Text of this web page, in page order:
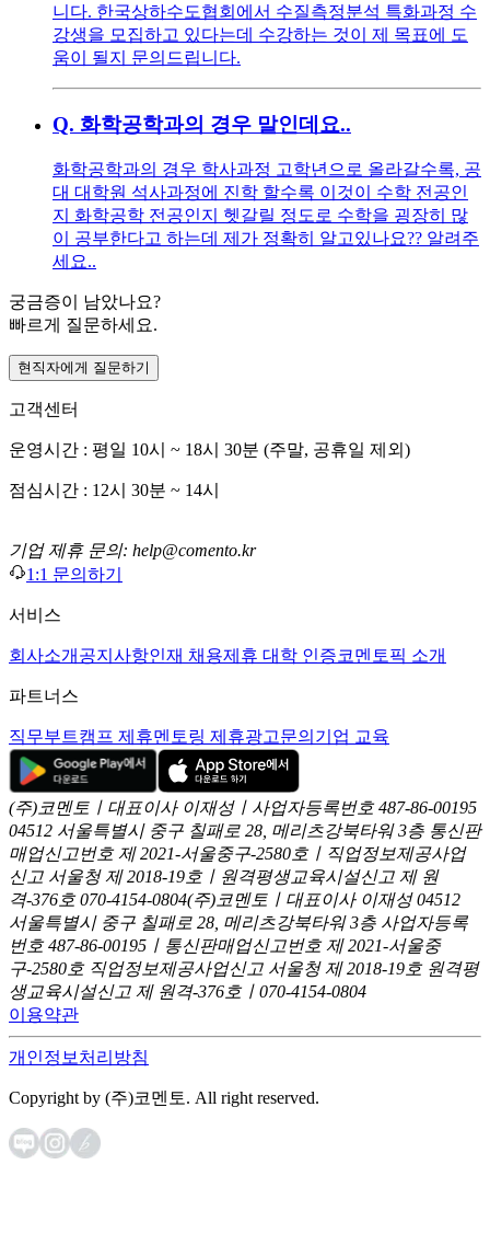
니다. 한국상하수도협회에서 수질측정분석 특화과정 수
강생을 모집하고 있다는데 수강하는 것이 제 목표에 도
움이 될지 문의드립니다.
Q. 화학공학과의 경우 말인데요..
화학공학과의 경우 학사과정 고학년으로 올라갈수록, 공
대 대학원 석사과정에 진학 할수록 이것이 수학 전공인
지 화학공학 전공인지 헷갈릴 정도로 수학을 굉장히 많
이 공부한다고 하는데 제가 정확히 알고있나요?? 알려주
세요..
궁금증이 남았나요?
빠르게 질문하세요.
현직자에게 질문하기
고객센터
운영시간 : 평일 10시 ~ 18시 30분 (주말, 공휴일 제외)
점심시간 : 12시 30분 ~ 14시
기업 제휴 문의: help@comento.kr
1:1 문의하기
서비스
회사소개 공지사항인재 채용제휴 대학 인증코멘토픽 소개
파트너스
직무부트캠프 제휴멘토링 제휴광고문의 기업 교육
(주)코멘토ㅣ대표이사 이재성ㅣ사업자등록번호 487-86-00195
04512 서울특별시 중구 칠패로 28, 메리츠강북타워 3층 통신판
매업신고번호 제 2021-서울중구-2580호ㅣ직업정보제공사업
신고 서울청 제 2018-19호ㅣ원격평생교육시설신고 제 원
격-376호 070-4154-0804(주)코멘토ㅣ대표이사 이재성 04512
서울특별시 중구 칠패로 28, 메리츠강북타워 3층 사업자등록
번호 487-86-00195ㅣ통신판매업신고번호 제 2021-서울중
구-2580호 직업정보제공사업신고 서울청 제 2018-19호 원격평
생교육시설신고 제 원격-376호ㅣ070-4154-0804
이용약관
개인정보처리방침
Copyright by (주)코멘토. All right reserved.